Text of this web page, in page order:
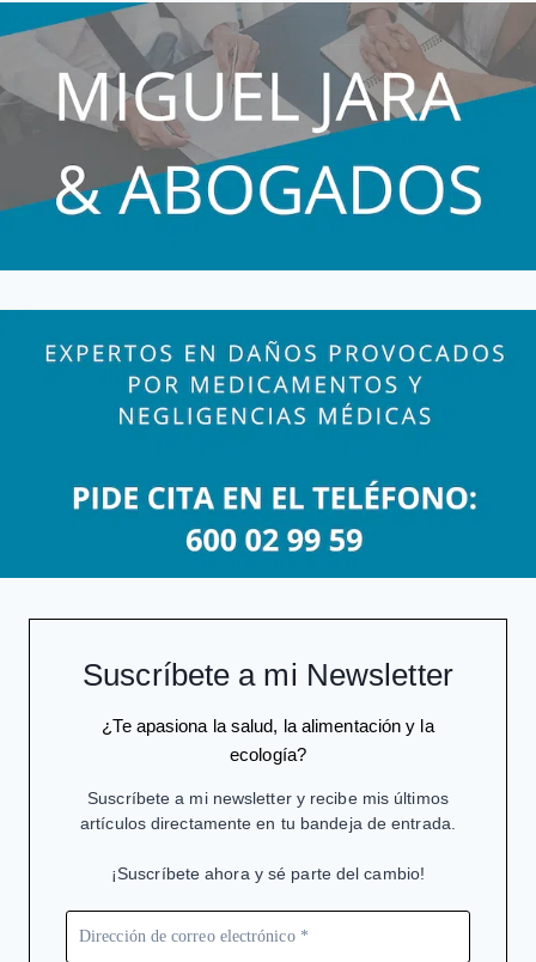
DEL
DOLOR
EL
SILENCIO
FARMACOLÓGICO
Suscríbete a mi Newsletter
¿Te apasiona la salud, la alimentación y la
ecología?
Suscríbete a mi newsletter y recibe mis últimos
artículos directamente en tu bandeja de entrada.
¡Suscríbete ahora y sé parte del cambio!